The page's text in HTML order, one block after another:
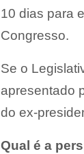
10 dias para
Congresso.
Se o
apresentado
do ex-
Qual é a